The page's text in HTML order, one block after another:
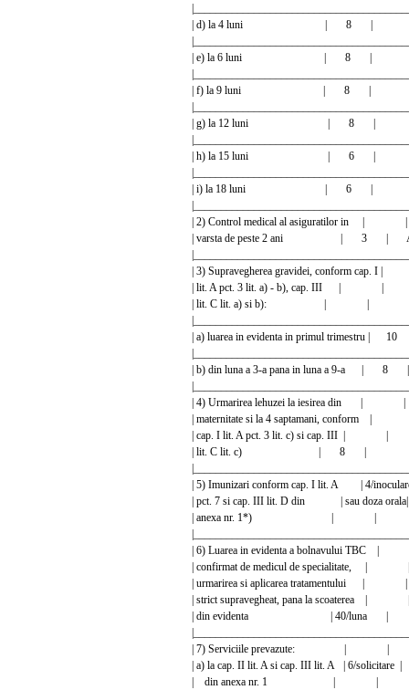
| d) la 4 luni | 8
| e) la 6 luni | 8 |
| f) la 9 luni | 8 |
| g) la 12 luni | 8
| h) la 15 luni | 6
| i) la 18 luni | 6
| 2) Control medical al
| varsta de peste 2 ani | 3 |
| 3) Supravegherea gravidei,
| lit. A pct. 3 lit. a) - b), cap.
| lit. C lit. a) si b): | |
| a) luarea in evidenta in primul
| b) din luna a 3-a pana in luna a 9-a
| 4) Urmarirea lehuzei la
| maternitate si la 4 saptamani,
| cap. I lit. A pct. 3 lit. c) si cap.
| lit. C lit. c) | 8 |
| 5) Imunizari conform cap. I lit. A |
| pct. 7 si cap. III lit. D din | sau
| anexa nr. 1*) |
| 6) Luarea in evidenta a
| confirmat de medicul de
| urmarirea si aplicarea
| strict supravegheat, pana la
| din evidenta | 40/
| 7) Serviciile
| a) la cap. II lit. A si cap. III lit. A | 6/
| din anexa nr. 1 |